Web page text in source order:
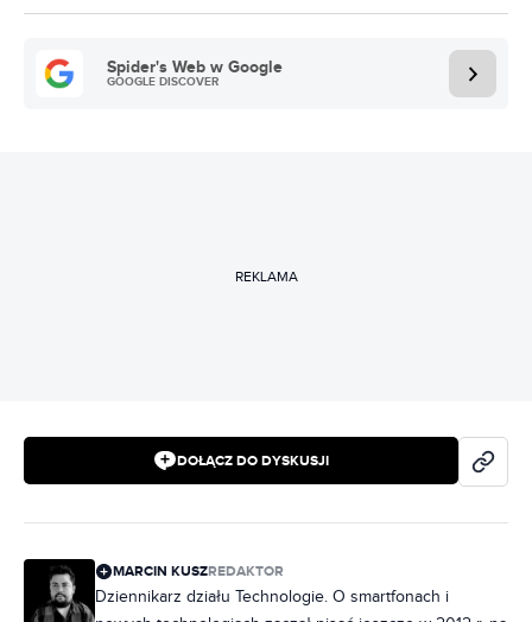
Spider's Web w Google
GOOGLE DISCOVER
REKLAMA
DOŁĄCZ DO DYSKUSJI
MARCIN KUSZREDAKTOR
Dziennikarz działu Technologie. O smartfonach i